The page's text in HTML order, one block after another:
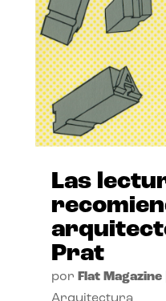
Las
Prat
por Flat Magazine|